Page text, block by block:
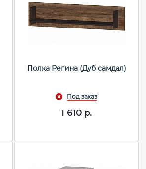
Полка Регина (Дуб самдал)
1 610 р.